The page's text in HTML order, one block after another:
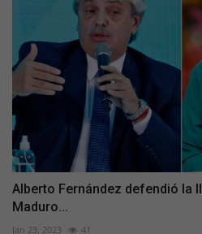
Alberto Fernández defendió la
Maduro...
Jan 23, 2023 41